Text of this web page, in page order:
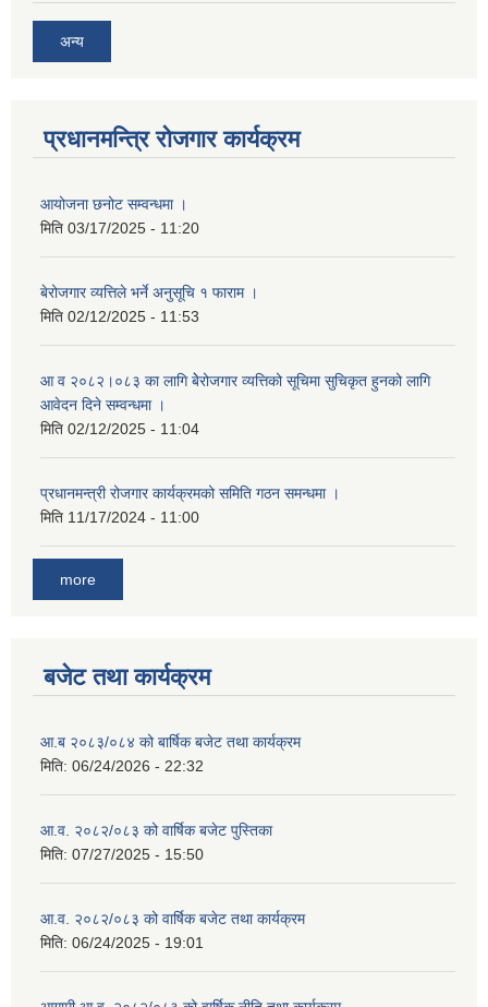
अन्य
प्रधानमन्त्रि रोजगार कार्यक्रम
आयोजना छनोट सम्वन्धमा ।
मिति 03/17/2025 - 11:20
बेरोजगार व्यत्तिले भर्ने अनुसूचि १ फाराम ।
मिति 02/12/2025 - 11:53
आ व २०८२।०८३ का लागि बेेरोजगार व्यत्तिको सूचिमा सुचिकृत हुनको लागि
आवेदन दिने सम्वन्धमा ।
मिति 02/12/2025 - 11:04
प्रधानमन्त्री रोजगार कार्यक्रमको समिति गठन समन्धमा ।
मिति 11/17/2024 - 11:00
more
बजेट तथा कार्यक्रम
आ.ब २०८३/०८४ को बार्षिक बजेट तथा कार्यक्रम
मिति: 06/24/2026 - 22:32
आ.व. २०८२/०८३ को वार्षिक बजेट पुस्तिका
मिति: 07/27/2025 - 15:50
आ.व. २०८२/०८३ को वार्षिक बजेट तथा कार्यक्रम
मिति: 06/24/2025 - 19:01